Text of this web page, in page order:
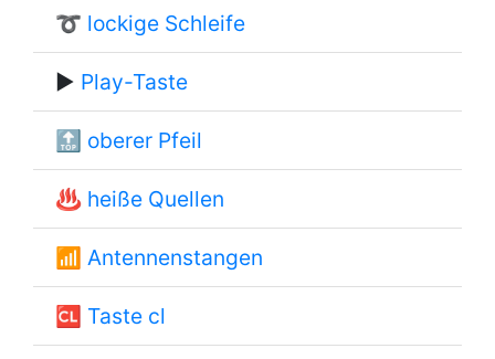
➰ lockige Schleife
▶ Play-Taste
🔝 oberer Pfeil
♨ heiße Quellen
📶 Antennenstangen
🆑 Taste cl